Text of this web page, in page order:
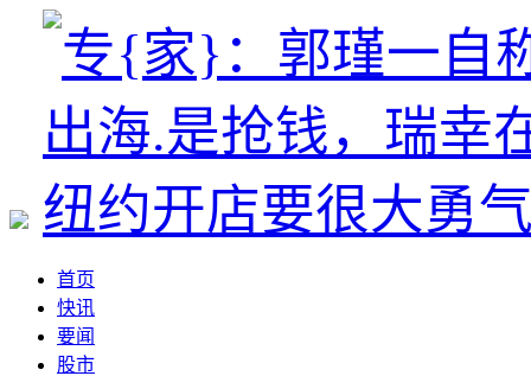
首页
快讯
要闻
股市